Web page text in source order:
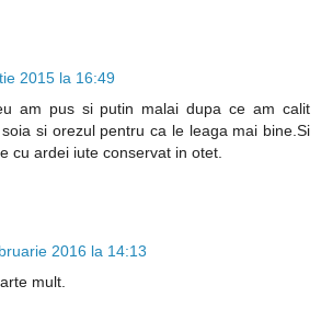
2015 la 16:49
am pus si putin malai dupa ce am calit
si orezul pentru ca le leaga mai bine.Si
cu ardei iute conservat in otet.
2016 la 14:13
mult.